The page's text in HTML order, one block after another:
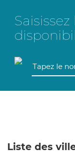
Liste des